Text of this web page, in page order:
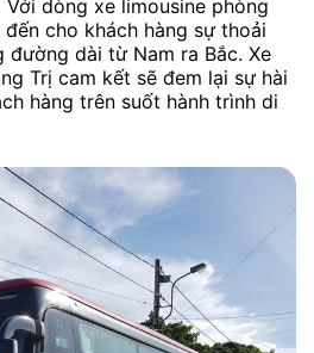
dòng xe limousine phòng
cho khách hàng sự thoải
đường dài từ Nam ra Bắc. Xe
Trị cam kết sẽ đem lại sự hài
hàng trên suốt hành trình di